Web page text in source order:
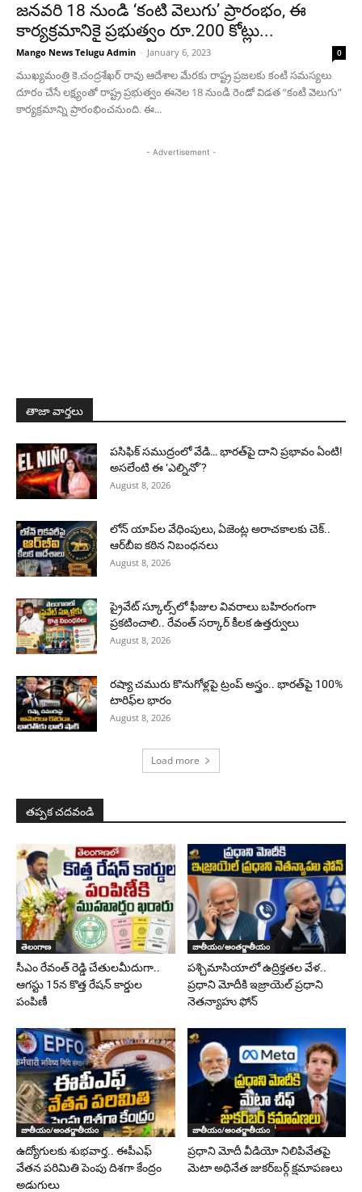
జనవరి 18 నుండి ‘కంటి వెలుగు’ ప్రారంభం, ఈ
కార్యక్రమానికై ప్రభుత్వం రూ.200 కోట్లు...
Mango News Telugu Admin - January 6, 2023 0
ముఖ్యమంత్రి కె.చంద్రశేఖర్ రావు ఆదేశాల మేరకు రాష్ట్ర ప్రజలకు కంటి సమస్యలు
దూరం చేసే లక్ష్యంతో రాష్ట్ర ప్రభుత్వం ఈనెల 18 నుండి రెండో విడత “కంటి వెలుగు”
కార్యక్రమాన్ని ప్రారంభించనుంది. ఈ...
- Advertisement -
తాజా వార్తలు
పసిఫిక్ సముద్రంలో వేడి… భారత్‌పై దాని ప్రభావం ఏంటి!
అసలేంటి ఈ ‘ఎల్నినో’?
August 8, 2026
లోన్ యాప్‌ల వేధింపులు, ఏజెంట్ల అరాచకాలకు చెక్..
ఆర్‌బీఐ కఠిన నిబంధనలు
August 8, 2026
ప్రైవేట్ స్కూల్స్‌లో ఫీజుల వివరాలు బహిరంగంగా
ప్రకటించాలి.. రేవంత్ సర్కార్ కీలక ఉత్తర్వులు
August 8, 2026
రష్యా చమురు కొనుగోళ్లపై ట్రంప్ అస్త్రం.. భారత్‌పై 100%
టారిఫ్‌ల భారం
August 8, 2026
Load more
తప్పక చదవండి
తెలంగాణ
సీఎం రేవంత్ రెడ్డి చేతులమీదుగా..
ఆగస్టు 15న కొత్త రేషన్ కార్డుల
పంపిణీ
జాతీయం/అంతర్జాతీయం
పశ్చిమాసియాలో ఉద్రిక్తతల వేళ..
ప్రధాని మోదీకి ఇజ్రాయెల్ ప్రధాని
నెతన్యాహు ఫోన్
జాతీయం/అంతర్జాతీయం
ఉద్యోగులకు శుభవార్త.. ఈపీఎఫ్‌
వేతన పరిమితి పెంపు దిశగా కేంద్రం
అడుగులు
జాతీయం/అంతర్జాతీయం
ప్రధాని మోదీ వీడియో నిలిపివేతపై
మెటా అధినేత జుకర్‌బర్గ్‌ క్షమాపణలు